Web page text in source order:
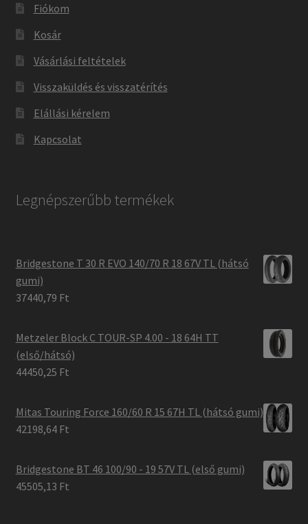
Fiókom
Kosár
Vásárlási feltételek
Visszaküldés és visszatérítés
Elállási kérelem
Kapcsolat
Legnépszerűbb termékek
Bridgestone T 30 R EVO 140/70 R 18 67V TL (hátsó
gumi)
37440,79 Ft
Metzeler Block C TOUR-SP 4.00 - 18 64H TT
(első/hátsó)
44450,25 Ft
Mitas Touring Force 160/60 R 15 67H TL (hátsó gumi)
42198,64 Ft
Bridgestone BT 46 100/90 - 19 57V TL (első gumi)
45505,13 Ft